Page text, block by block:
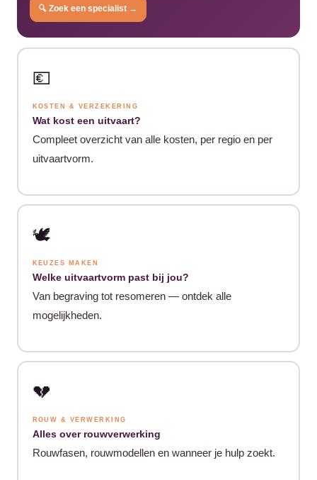
🔍 Zoek een specialist →
💶
KOSTEN & VERZEKERING
Wat kost een uitvaart?
Compleet overzicht van alle kosten, per regio en per
uitvaartvorm.
🕊️
KEUZES MAKEN
Welke uitvaartvorm past bij jou?
Van begraving tot resomeren — ontdek alle
mogelijkheden.
💔
ROUW & VERWERKING
Alles over rouwverwerking
Rouwfasen, rouwmodellen en wanneer je hulp zoekt.